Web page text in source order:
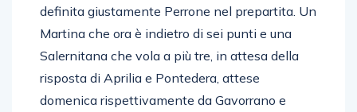
definita giustamente Perrone nel prepartita. Un
Martina che ora è indietro di sei punti e una
Salernitana che vola a più tre, in attesa della
risposta di Aprilia e Pontedera, attese
domenica rispettivamente da Gavorrano e